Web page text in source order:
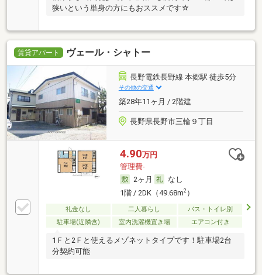
狭いという単身の方にもおススメです☆
賃貸アパート ヴェール・シャトー
長野電鉄長野線 本郷駅 徒歩5分
その他の交通
築28年11ヶ月 / 2階建
長野県長野市三輪９丁目
4.90万円
管理費-
2ヶ月
なし
1階 / 2DK（49.68m2）
礼金なし 二人暮らし
バス・トイレ別
駐車場(近隣含)
室内洗濯機置き場 エアコン付き
1Ｆと2Ｆと使えるメゾネットタイプです！駐車場2台
分契約可能